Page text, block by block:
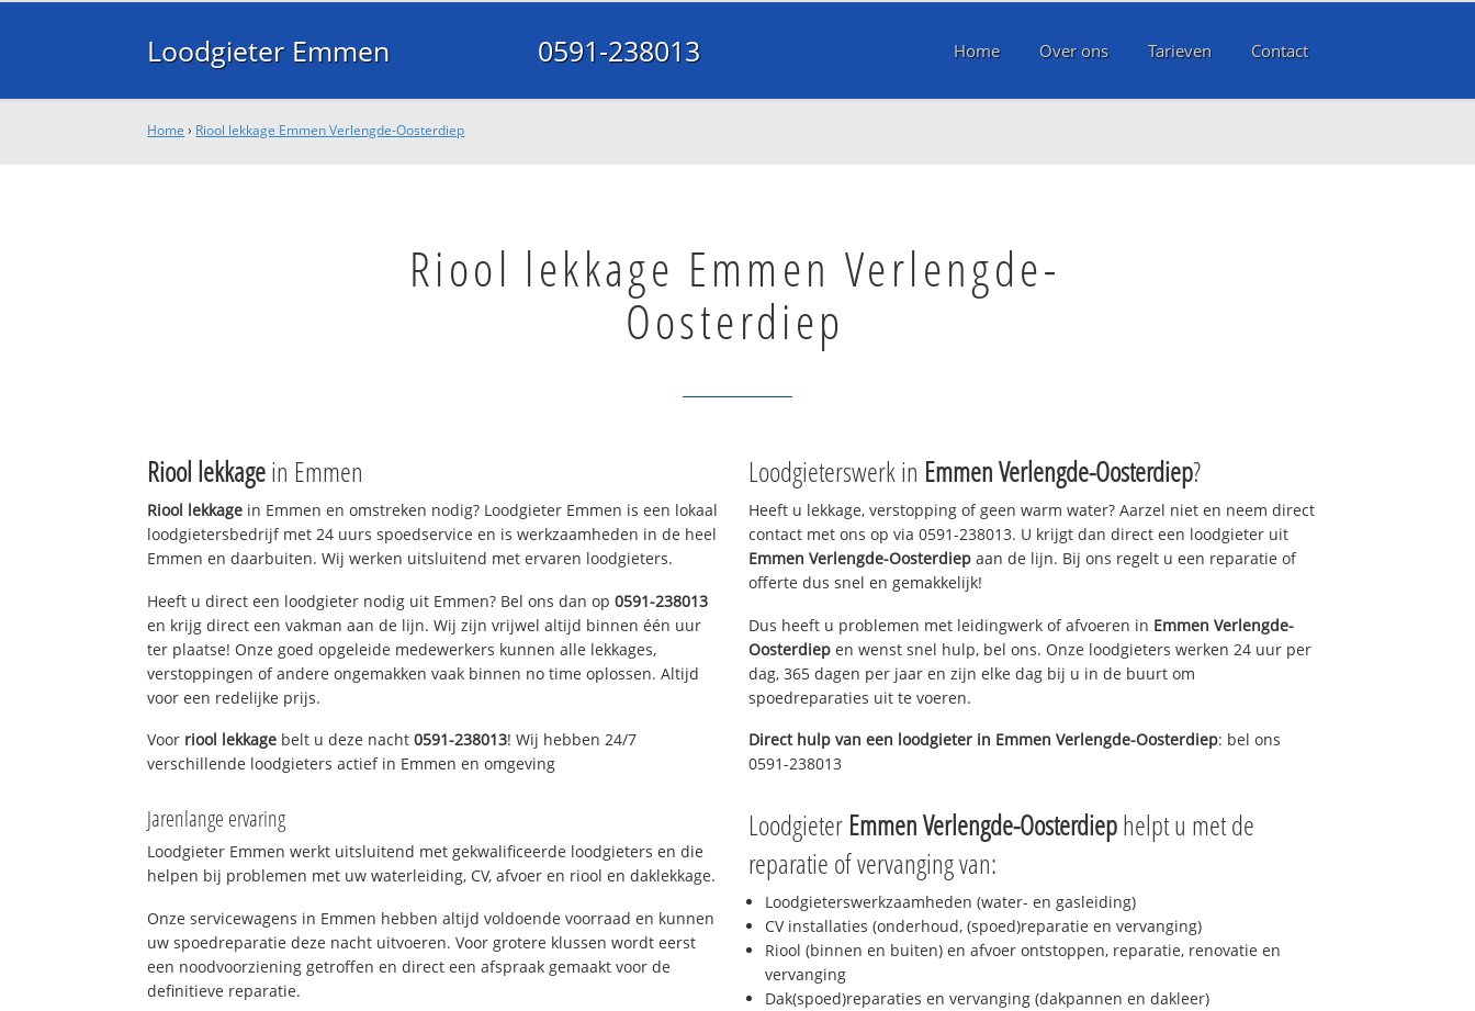
Loodgieter Emmen 0591-238013 Home Over ons Tarieven Contact
Home › Riool lekkage Emmen Verlengde-Oosterdiep
Riool lekkage Emmen Verlengde-
Oosterdiep
Riool lekkagein Emmen
Riool lekkage in Emmen en omstreken nodig? Loodgieter Emmen is een lokaal
loodgietersbedrijf met 24 uurs spoedservice en is werkzaamheden in de heel
Emmen en daarbuiten. Wij werken uitsluitend met ervaren loodgieters.
Heeft u direct een loodgieter nodig uit Emmen? Bel ons dan op0591-238013
en krijg direct een vakman aan de lijn. Wij zijn vrijwel altijd binnen één uur
ter plaatse! Onze goed opgeleide medewerkers kunnen alle lekkages,
verstoppingen of andere ongemakken vaak binnen no time oplossen. Altijd
voor een redelijke prijs.
Voor riool lekkage belt u deze nacht0591-238013! Wij hebben 24/7
verschillende loodgieters actief in Emmen en omgeving
Jarenlange ervaring
Loodgieter Emmen werkt uitsluitend met gekwalificeerde loodgieters en die
helpen bij problemen met uw waterleiding, CV, afvoer en riool en daklekkage.
Onze servicewagens in Emmen hebben altijd voldoende voorraad en kunnen
uw spoedreparatie deze nacht uitvoeren. Voor grotere klussen wordt eerst
een noodvoorziening getroffen en direct een afspraak gemaakt voor de
definitieve reparatie.
Loodgieterswerk in Emmen Verlengde-Oosterdiep?
Heeft u lekkage, verstopping of geen warm water? Aarzel niet en neem direct
contact met ons op via 0591-238013. U krijgt dan direct een loodgieter uit
Emmen Verlengde-Oosterdiep aan de lijn. Bij ons regelt u een reparatie of
offerte dus snel en gemakkelijk!
Dus heeft u problemen met leidingwerk of afvoeren in Emmen Verlengde-
Oosterdiep en wenst snel hulp, bel ons. Onze loodgieters werken 24 uur per
dag, 365 dagen per jaar en zijn elke dag bij u in de buurt om
spoedreparaties uit te voeren.
Direct hulp van een loodgieter in Emmen Verlengde-Oosterdiep: bel ons
0591-238013
Loodgieter Emmen Verlengde-Oosterdiephelpt u met de
reparatie of vervanging van:
Loodgieterswerkzaamheden (water- en gasleiding)
CV installaties (onderhoud, (spoed)reparatie en vervanging)
Riool (binnen en buiten) en afvoer ontstoppen, reparatie, renovatie en
vervanging
Dak(spoed)reparaties en vervanging (dakpannen en dakleer)